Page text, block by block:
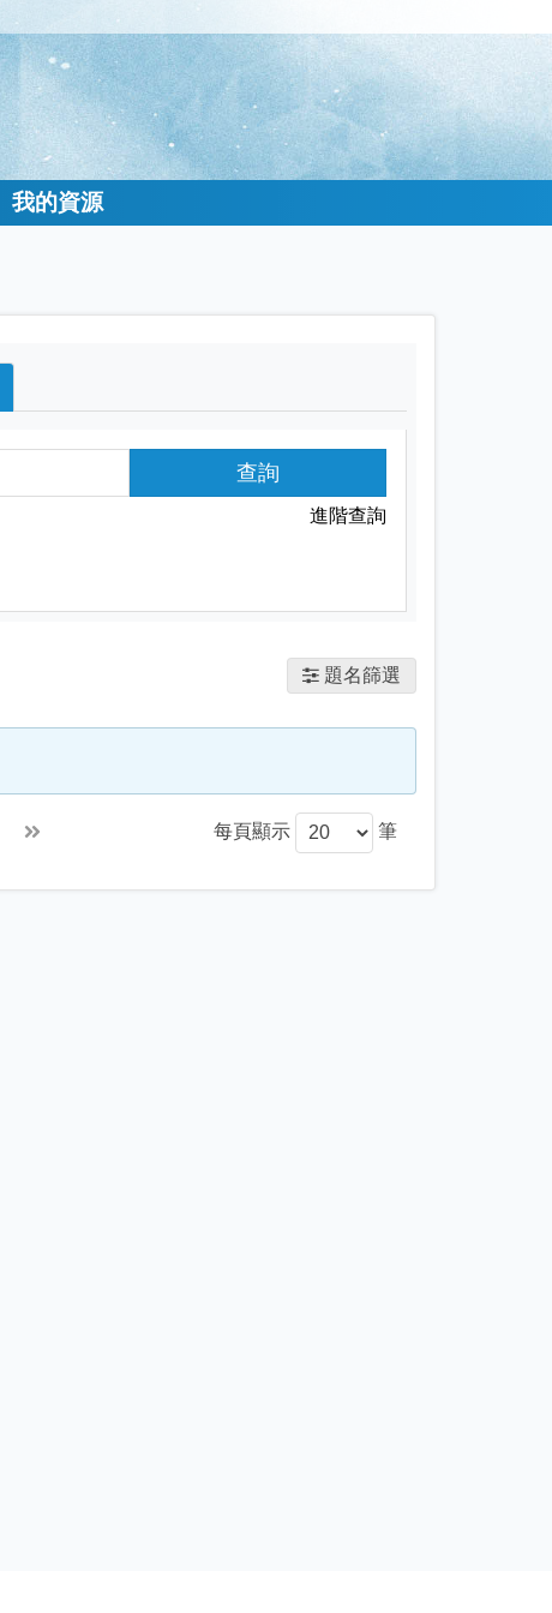
我的資源
查詢
進階查詢
題名篩選
每頁顯示 筆